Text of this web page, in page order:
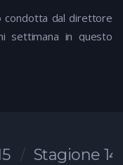
condotta dal direttore
settimana in questo
stretta attualità che
Stagione 14